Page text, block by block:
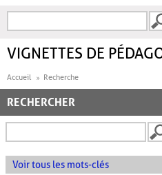
FORMULAIRE DE
VIGNETTES DE
Accueil Recherche
RECHERCHER
Voir tous les mots-clés